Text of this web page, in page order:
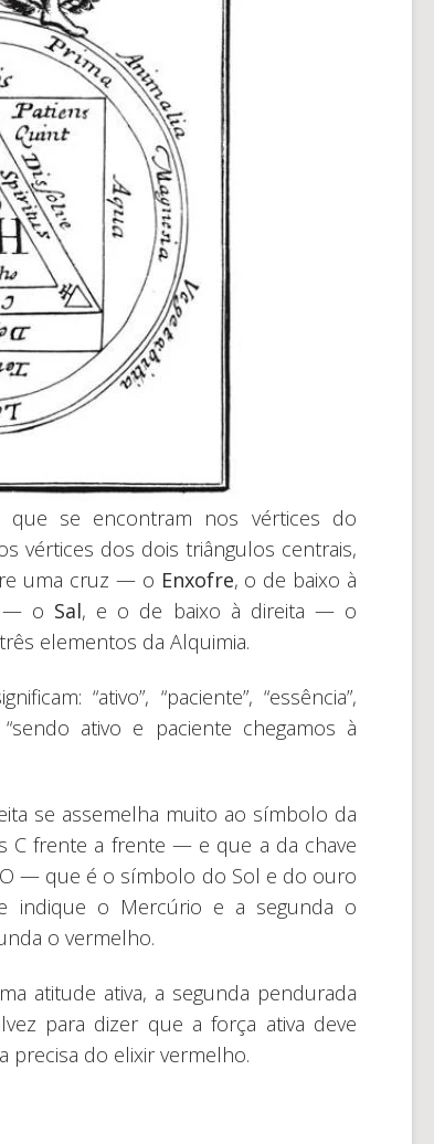
se encontram nos vértices do
vértices dos dois triângulos centrais,
uma cruz — o Enxofre, o de baixo à
— o Sal, e o de baixo à direita — o
elementos da Alquimia.
“ativo”, “paciente”, “essência”,
ativo e paciente chegamos à
se assemelha muito ao símbolo da
C frente a frente — e que a da chave
— que é o símbolo do Sol e do ouro
indique o Mercúrio e a segunda o
o vermelho.
atitude ativa, a segunda pendurada
para dizer que a força ativa deve
precisa do elixir vermelho.